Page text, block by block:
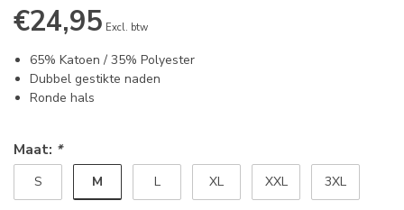
€24,95 Excl. btw
65% Katoen / 35% Polyester
Dubbel gestikte naden
Ronde hals
Maat: *
S M L XL XXL 3XL